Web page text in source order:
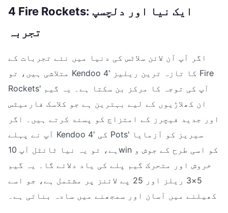
4 Fire Rockets: ایک نیا اور دلچسپ
تجربہ
اگر آپ آن لائن سلاٹس کی دنیا میں نئے تجربات کے
متلاشی ہیں، تو Kendoo کا تازہ ترین ریلیز '4 Fire
Rockets' آپ کی توجہ کا مرکز بن سکتا ہے۔ یہ گیم
ان کھلاڑیوں کے لیے بہترین ہے جو کلاسک فارمیٹس
اور جدید فیچرز کے امتزاج کو پسند کرتے ہیں۔ اگر
آپ نے پہلے Kendoo کی '4 Pots' سیریز کو آزمایا
ہے، تو یہ نیا ٹائٹل آپ 10win کو اسی طرح کے جوش و
خروش اور متحرک گیم پلے کی یاد دلائے گا۔ یہ گیم
5×3 ریلز اور 25 پے لائنز پر مشتمل ہے، جو اسے
کھیلنے میں آسان اور سمجھنے میں سادہ بناتی ہے۔